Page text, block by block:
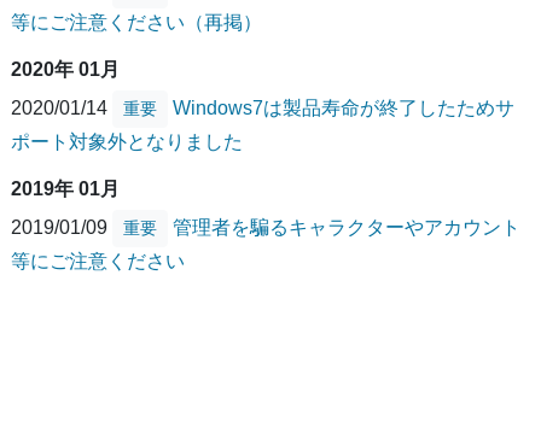
等にご注意ください（再掲）
2020年 01月
2020/01/14
重要
Windows7は製品寿命が終了したためサ
ポート対象外となりました
2019年 01月
2019/01/09
重要
管理者を騙るキャラクターやアカウント
等にご注意ください